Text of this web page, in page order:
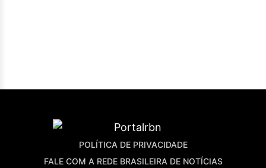
POLÍTICA DE PRIVACIDADE
FALE COM A REDE BRASILEIRA DE NOTÍCIAS